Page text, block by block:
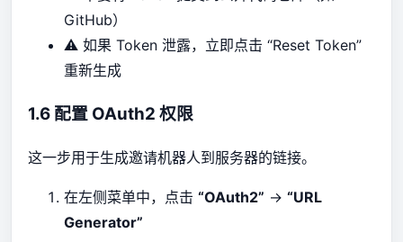
GitHub）
⚠️ 如果 Token 泄露，立即点击 “Reset Token”
重新生成
1.6 配置 OAuth2 权限
这一步用于生成邀请机器人到服务器的链接。
在左侧菜单中，点击 “OAuth2” → “URL
Generator”